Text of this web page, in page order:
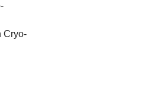
Cryo-